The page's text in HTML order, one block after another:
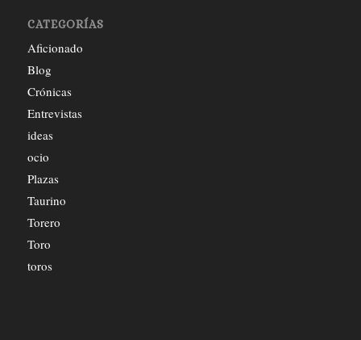
CATEGORÍAS
Aficionado
Blog
Crónicas
Entrevistas
ideas
ocio
Plazas
Taurino
Torero
Toro
toros